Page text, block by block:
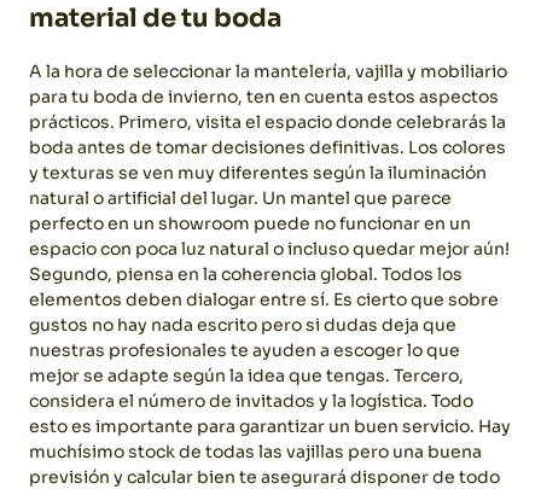
material de tu boda
A la hora de seleccionar la mantelería, vajilla y mobiliario
para tu boda de invierno, ten en cuenta estos aspectos
prácticos. Primero, visita el espacio donde celebrarás la
boda antes de tomar decisiones definitivas. Los colores
y texturas se ven muy diferentes según la iluminación
natural o artificial del lugar. Un mantel que parece
perfecto en un showroom puede no funcionar en un
espacio con poca luz natural o incluso quedar mejor aún!
Segundo, piensa en la coherencia global. Todos los
elementos deben dialogar entre sí. Es cierto que sobre
gustos no hay nada escrito pero si dudas deja que
nuestras profesionales te ayuden a escoger lo que
mejor se adapte según la idea que tengas. Tercero,
considera el número de invitados y la logística. Todo
esto es importante para garantizar un buen servicio. Hay
muchísimo stock de todas las vajillas pero una buena
previsión y calcular bien te asegurará disponer de todo